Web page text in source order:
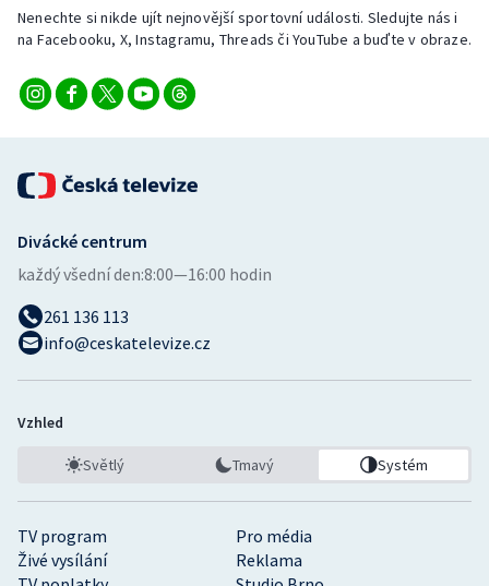
Triatlon
Vodní slalom
Volejbal
Nenechte si nikde ujít nejnovější sportovní události. Sledujte nás i
na Facebooku, X, Instagramu, Threads či YouTube a buďte v obraze.
TV program
Pro média
Živé vysílání
Reklama
Divácké centrum
každý všední den:8:00—16:00 hodin
261 136 113
info@ceskatelevize.cz
Vzhled
Světlý Tmavý Systém